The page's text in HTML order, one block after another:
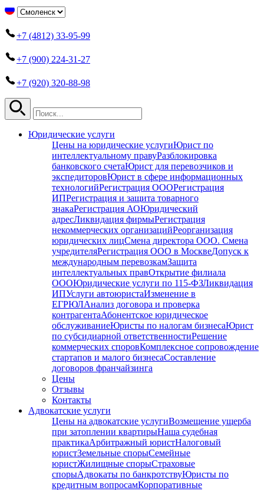
+7 (4812) 33-95-99
+7 (900) 224-31-27
+7 (920) 320-88-98
Юридические услуги
Цены на юридические услугиЮрист по
интеллектуальному правуРазблокировка
банковского счетаЮрист для перевозчиков и
экспедиторовЮрист в сфере информационных
технологийРегистрация ОООРегистрация
ИПРегистрация и защита товарного
знакаРегистрация АОЮридический
адресЛиквидация фирмыРегистрация
некоммерческих организацийРеорганизация
юридических лицСмена директора ООО. Смена
учредителяРегистрация ООО в МосквеДопуск к
международным перевозкамЗащита
интеллектуальных правОткрытие филиала
ОООЮридические услуги по 115-ФЗЛиквидация
ИПУслуги автоюристаИзменение в
ЕГРЮЛАнализ договора и проверка
контрагентаАбонентское юридическое
обслуживаниеЮристы по налогам бизнесаЮрист
по субсидиарной ответственностиРешение
коммерческих споровКомплексное сопровождение
стартапов и малого бизнесаСоставление
договоров франчайзинга
Цены
Отзывы
Контакты
Адвокатские услуги
Цены на адвокатские услугиВозмещение ущерба
при затоплении квартирыНаша судебная
практикаАрбитражный юристНалоговый
юристЗемельные спорыСемейные
юристЖилищные спорыСтраховые
спорыАдвокаты по банкротствуЮристы по
кредитным вопросамКорпоративные